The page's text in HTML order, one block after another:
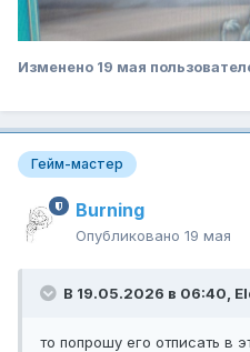
Изменено 19 мая
Гейм-мастер
Burning
Опубликовано 19 мая
В 19.05.2026 в 06:40,
то попрошу его отписать в